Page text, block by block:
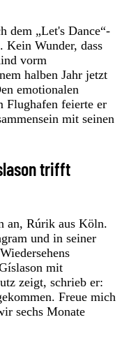
dem „Let's Dance“-
Kein Wunder, dass
vorm
halben Jahr jetzt
emotionalen
Flughafen feierte er
mit seinen
trifft
an, Rúrik aus Köln.
und in seiner
mit
zeigt, schrieb er:
Freue mich
sechs Monate